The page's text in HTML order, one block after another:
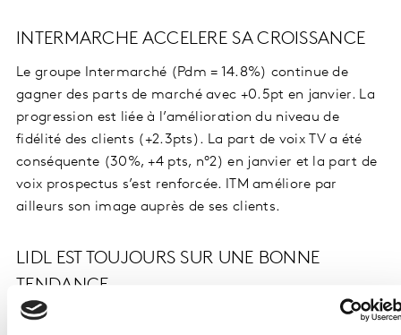
INTERMARCHE ACCELERE SA CROISSANCE
Le groupe Intermarché (Pdm = 14.8%) continue de
gagner des parts de marché avec +0.5pt en janvier. La
progression est liée à l’amélioration du niveau de
fidélité des clients (+2.3pts). La part de voix TV a été
conséquente (30%, +4 pts, n°2) en janvier et la part de
voix prospectus s’est renforcée. ITM améliore par
ailleurs son image auprès de ses clients.
LIDL EST TOUJOURS SUR UNE BONNE
TENDANCE
Lidl (Pdm = 5.5%) affiche la 2ème plus forte